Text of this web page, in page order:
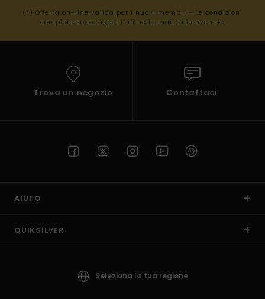
(*) Offerta on-line valida per i nuovi membri - Le condizioni
complete sono disponibili nella mail di benvenuto
Trova un negozio Contattaci
AIUTO
QUIKSILVER
Seleziona la tua regione